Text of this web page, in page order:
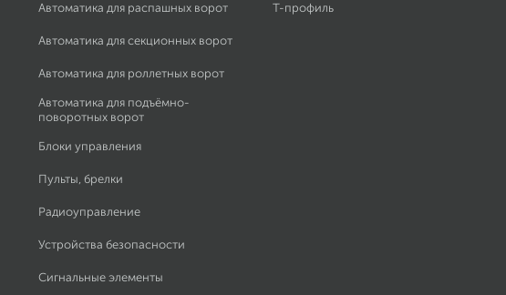
Автоматика для распашных ворот
Автоматика для секционных ворот
Автоматика для роллетных ворот
Автоматика для подъёмно-
поворотных ворот
Блоки управления
Пульты, брелки
Радиоуправление
Устройства безопасности
Сигнальные элементы
Т-профиль